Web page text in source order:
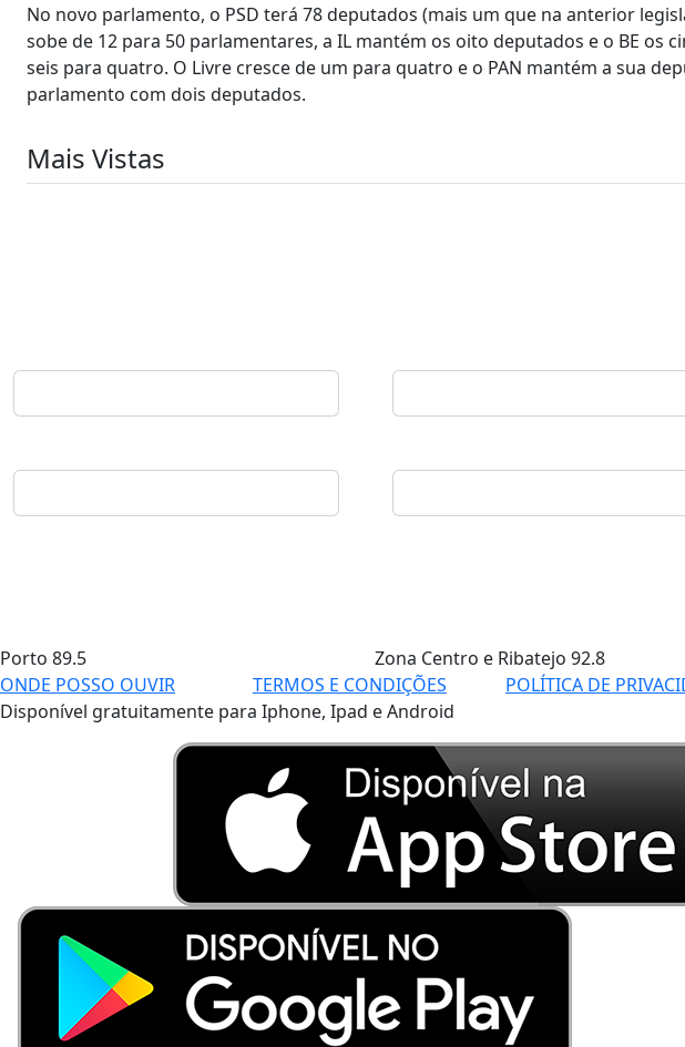
No novo parlamento, o PSD terá 78 deputados (mais um que na anterior
sobe de 12 para 50 parlamentares, a IL mantém os oito deputados e o BE os
seis para quatro. O Livre cresce de um para quatro e o PAN mantém a sua
parlamento com dois deputados.
Mais Vistas
Porto 89.5 Zona Centro e Ribatejo 92.8
ONDE POSSO OUVIR
TERMOS E CONDIÇÕES POLÍTICA DE
Disponível gratuitamente para Iphone, Ipad e Android